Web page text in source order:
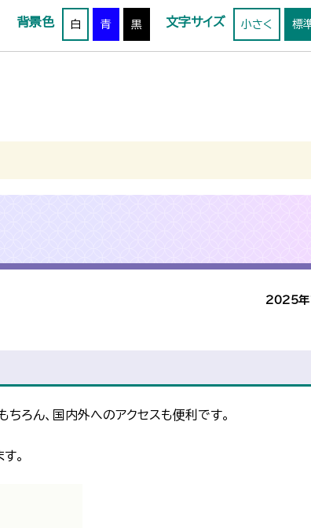
背景色 白 青 黒 文字サイズ 小さく 標
2025年
ろん、国内外へのアクセスも便利です。
。